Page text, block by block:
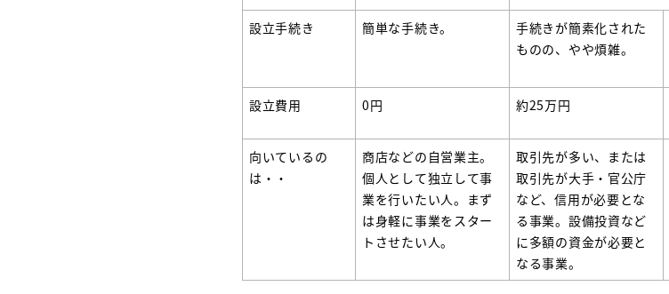
設立手続き 簡単な手続き。
手続きが簡素化された
ものの、やや煩雑。
設立費用
0円 約25万円
向いているの
は・・
商店などの自営業主。
個人として独立して事
業を行いたい人。まず
は身軽に事業をスター
トさせたい人。
取引先が多い、または
取引先が大手・官公庁
など、信用が必要とな
る事業。設備投資など
に多額の資金が必要と
なる事業。